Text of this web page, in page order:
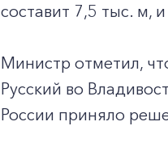
составит 7,5 тыс. м,
Министр отметил,
Русский во
России приняло